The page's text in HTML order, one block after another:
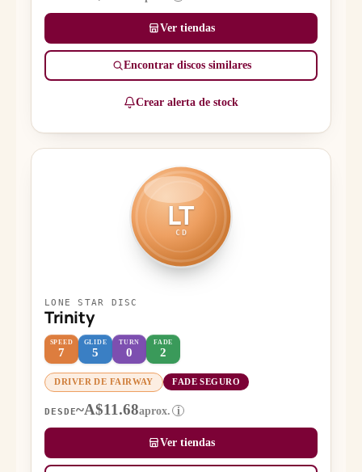
Ver tiendas
Encontrar discos similares
Crear alerta de stock
LT
CD
LONE STAR DISC
Trinity
SPEED
7
GLIDE
5
TURN
0
FADE
2
DRIVER DE FAIRWAY FADE SEGURO
DESDE~A$11.68aprox. i
Ver tiendas